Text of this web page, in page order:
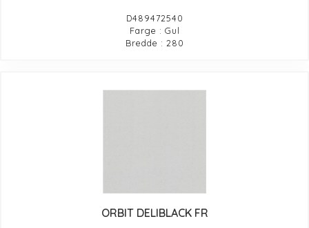
D489472540
Farge : Gul
Bredde : 280
ORBIT DELIBLACK FR